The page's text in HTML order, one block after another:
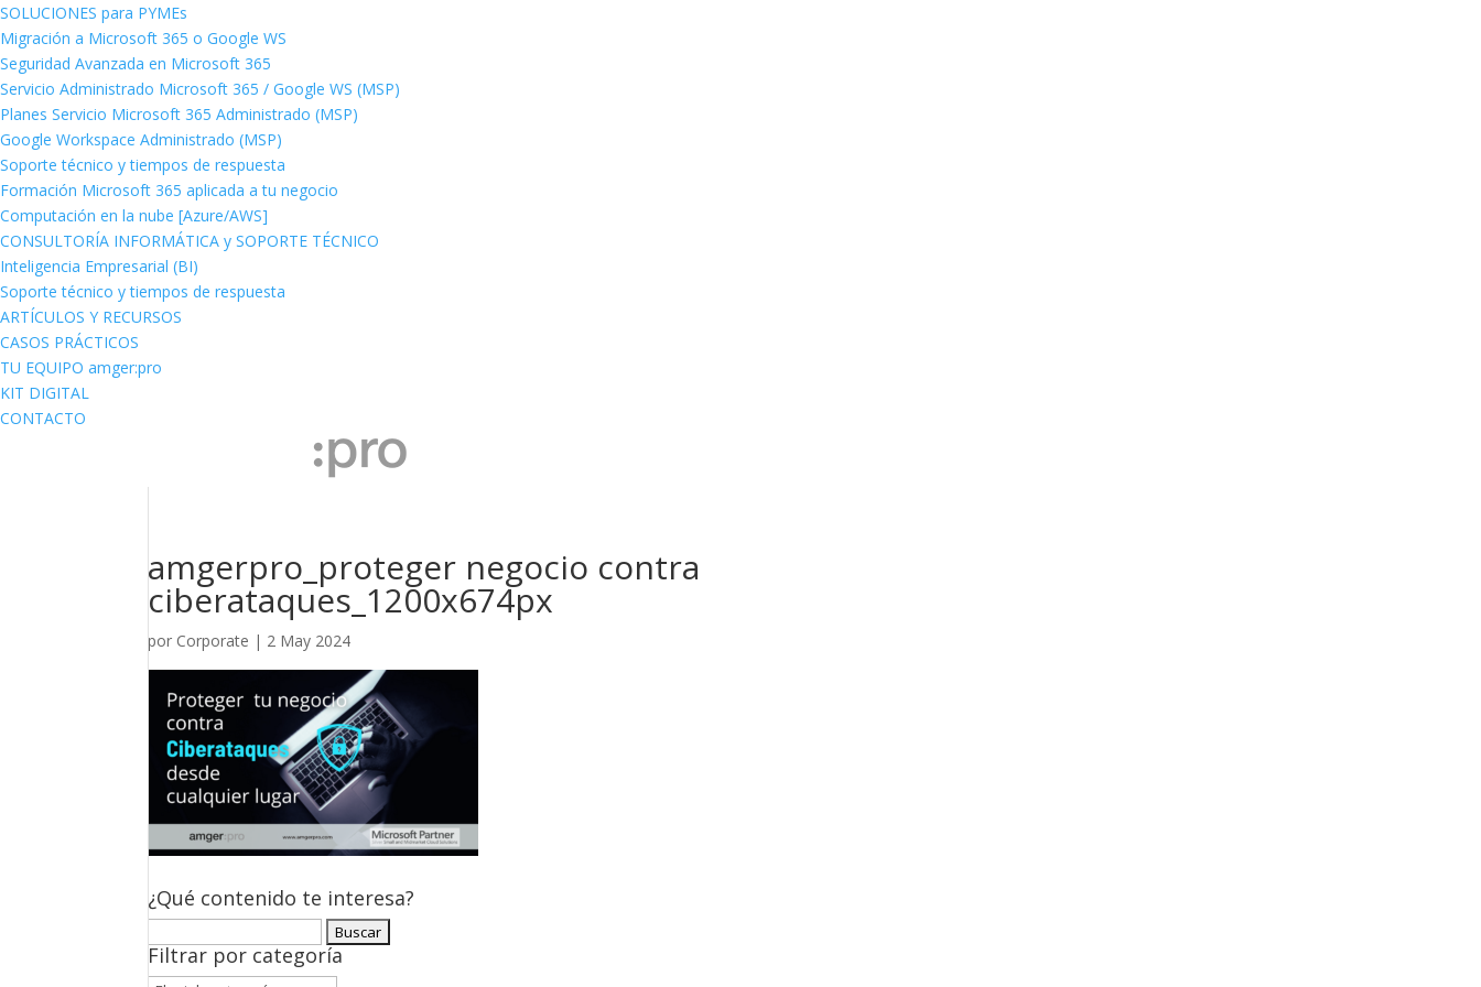
SOLUCIONES para PYMEs
Migración a Microsoft 365 o Google WS
Seguridad Avanzada en Microsoft 365
Servicio Administrado Microsoft 365 / Google WS (MSP)
Planes Servicio Microsoft 365 Administrado (MSP)
Google Workspace Administrado (MSP)
Soporte técnico y tiempos de respuesta
Formación Microsoft 365 aplicada a tu negocio
Computación en la nube [Azure/AWS]
CONSULTORÍA INFORMÁTICA y SOPORTE TÉCNICO
Inteligencia Empresarial (BI)
Soporte técnico y tiempos de respuesta
ARTÍCULOS Y RECURSOS
CASOS PRÁCTICOS
TU EQUIPO amger:pro
KIT DIGITAL
CONTACTO
amgerpro_proteger negocio contra
ciberataques_1200x674px
por Corporate | 2 May 2024
¿Qué contenido te interesa?
Filtrar por categoría